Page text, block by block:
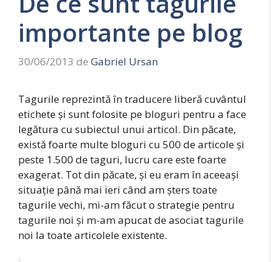
importante pe blog
30/06/2013 de Gabriel Ursan
Tagurile reprezintă în traducere liberă cuvântul
etichete și sunt folosite pe bloguri pentru a face
legătura cu subiectul unui articol. Din păcate,
există foarte multe bloguri cu 500 de articole și
peste 1.500 de taguri, lucru care este foarte
exagerat. Tot din păcate, și eu eram în aceeași
situație până mai ieri când am șters toate
tagurile vechi, mi-am făcut o strategie pentru
tagurile noi și m-am apucat de asociat tagurile
noi la toate articolele existente.